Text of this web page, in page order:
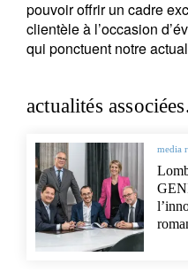
pouvoir offrir un cadre
clientèle à l’occasion
qui ponctuent notre
actualités
media